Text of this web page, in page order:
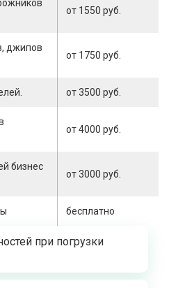
от 1550 руб.
джипов
от 1750 руб.
от 3500 руб.
от 4000 руб.
бизнес
от 3000 руб.
бесплатно
при погрузки